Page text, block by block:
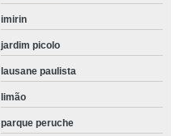
imirin
jardim picolo
lausane paulista
limão
parque peruche